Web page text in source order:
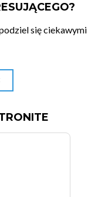
się ciekawymi